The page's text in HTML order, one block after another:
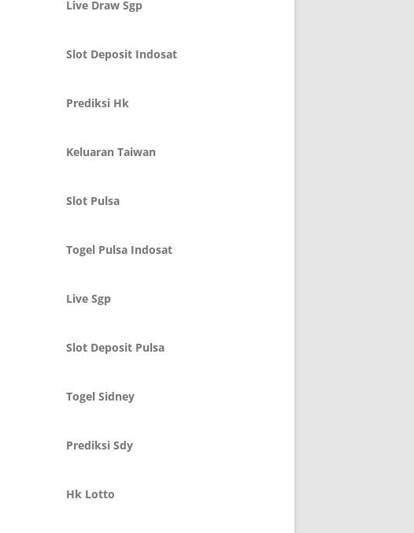
Live Draw Sgp
Slot Deposit Indosat
Prediksi Hk
Keluaran Taiwan
Slot Pulsa
Togel Pulsa Indosat
Live Sgp
Slot Deposit Pulsa
Togel Sidney
Prediksi Sdy
Hk Lotto